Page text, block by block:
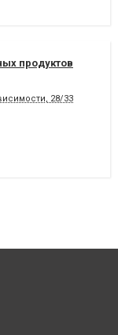
продуктов
28/33